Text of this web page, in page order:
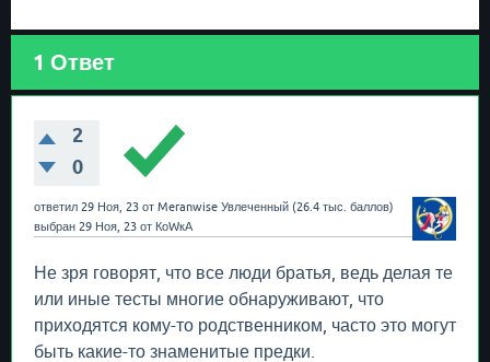
1 Ответ
2
0
ответил 29 Ноя, 23 от Meranwise Увлеченный (26.4 тыс. баллов)
выбран 29 Ноя, 23 от КоWкА
Не зря говорят, что все люди братья, ведь делая те
или иные тесты многие обнаруживают, что
приходятся кому-то родственником, часто это могут
быть какие-то знаменитые предки.